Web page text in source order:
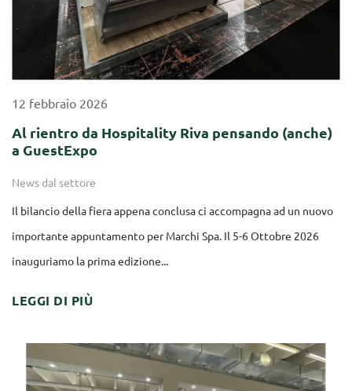
12 febbraio 2026
Al rientro da Hospitality Riva pensando (anche)
a GuestExpo
News dal settore
Il bilancio della fiera appena conclusa ci accompagna ad un nuovo
importante appuntamento per Marchi Spa. Il 5-6 Ottobre 2026
inauguriamo la prima edizione...
LEGGI DI PIÙ